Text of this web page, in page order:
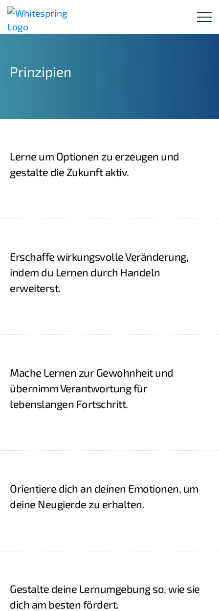
Prinzipien
Lerne um Optionen zu erzeugen und
gestalte die Zukunft aktiv.
Erschaffe wirkungsvolle Veränderung,
indem du Lernen durch Handeln
erweiterst.
Mache Lernen zur Gewohnheit und
übernimm Verantwortung für
lebenslangen Fortschritt.
Orientiere dich an deinen Emotionen, um
deine Neugierde zu erhalten.
Gestalte deine Lernumgebung so, wie sie
dich am besten fördert.